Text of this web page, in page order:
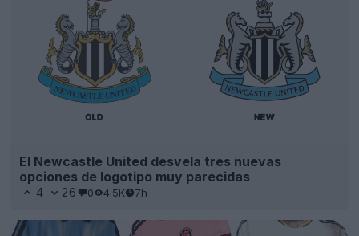
El Newcastle United desvela tres nuevas
opciones de logotipo muy parecidas
4 26 0 4.5K 7h